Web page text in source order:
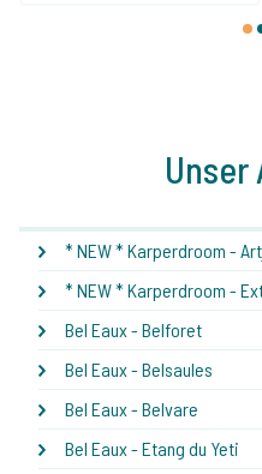
1
Unser
* NEW * Karperdroom -
* NEW * Karperdroom -
Bel Eaux - Belforet
Bel Eaux - Belsaules
Bel Eaux - Belvare
Bel Eaux - Etang du Yeti